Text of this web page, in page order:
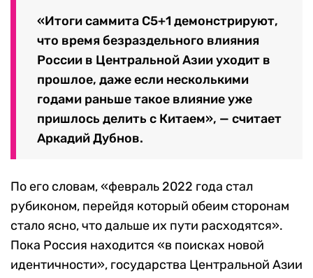
«Итоги саммита С5+1 демонстрируют,
что время безраздельного влияния
России в Центральной Азии уходит в
прошлое, даже если несколькими
годами раньше такое влияние уже
пришлось делить с Китаем», — считает
Аркадий Дубнов.
По его словам, «февраль 2022 года стал
рубиконом, перейдя который обеим сторонам
стало ясно, что дальше их пути расходятся».
Пока Россия находится «в поисках новой
идентичности», государства Центральной Азии